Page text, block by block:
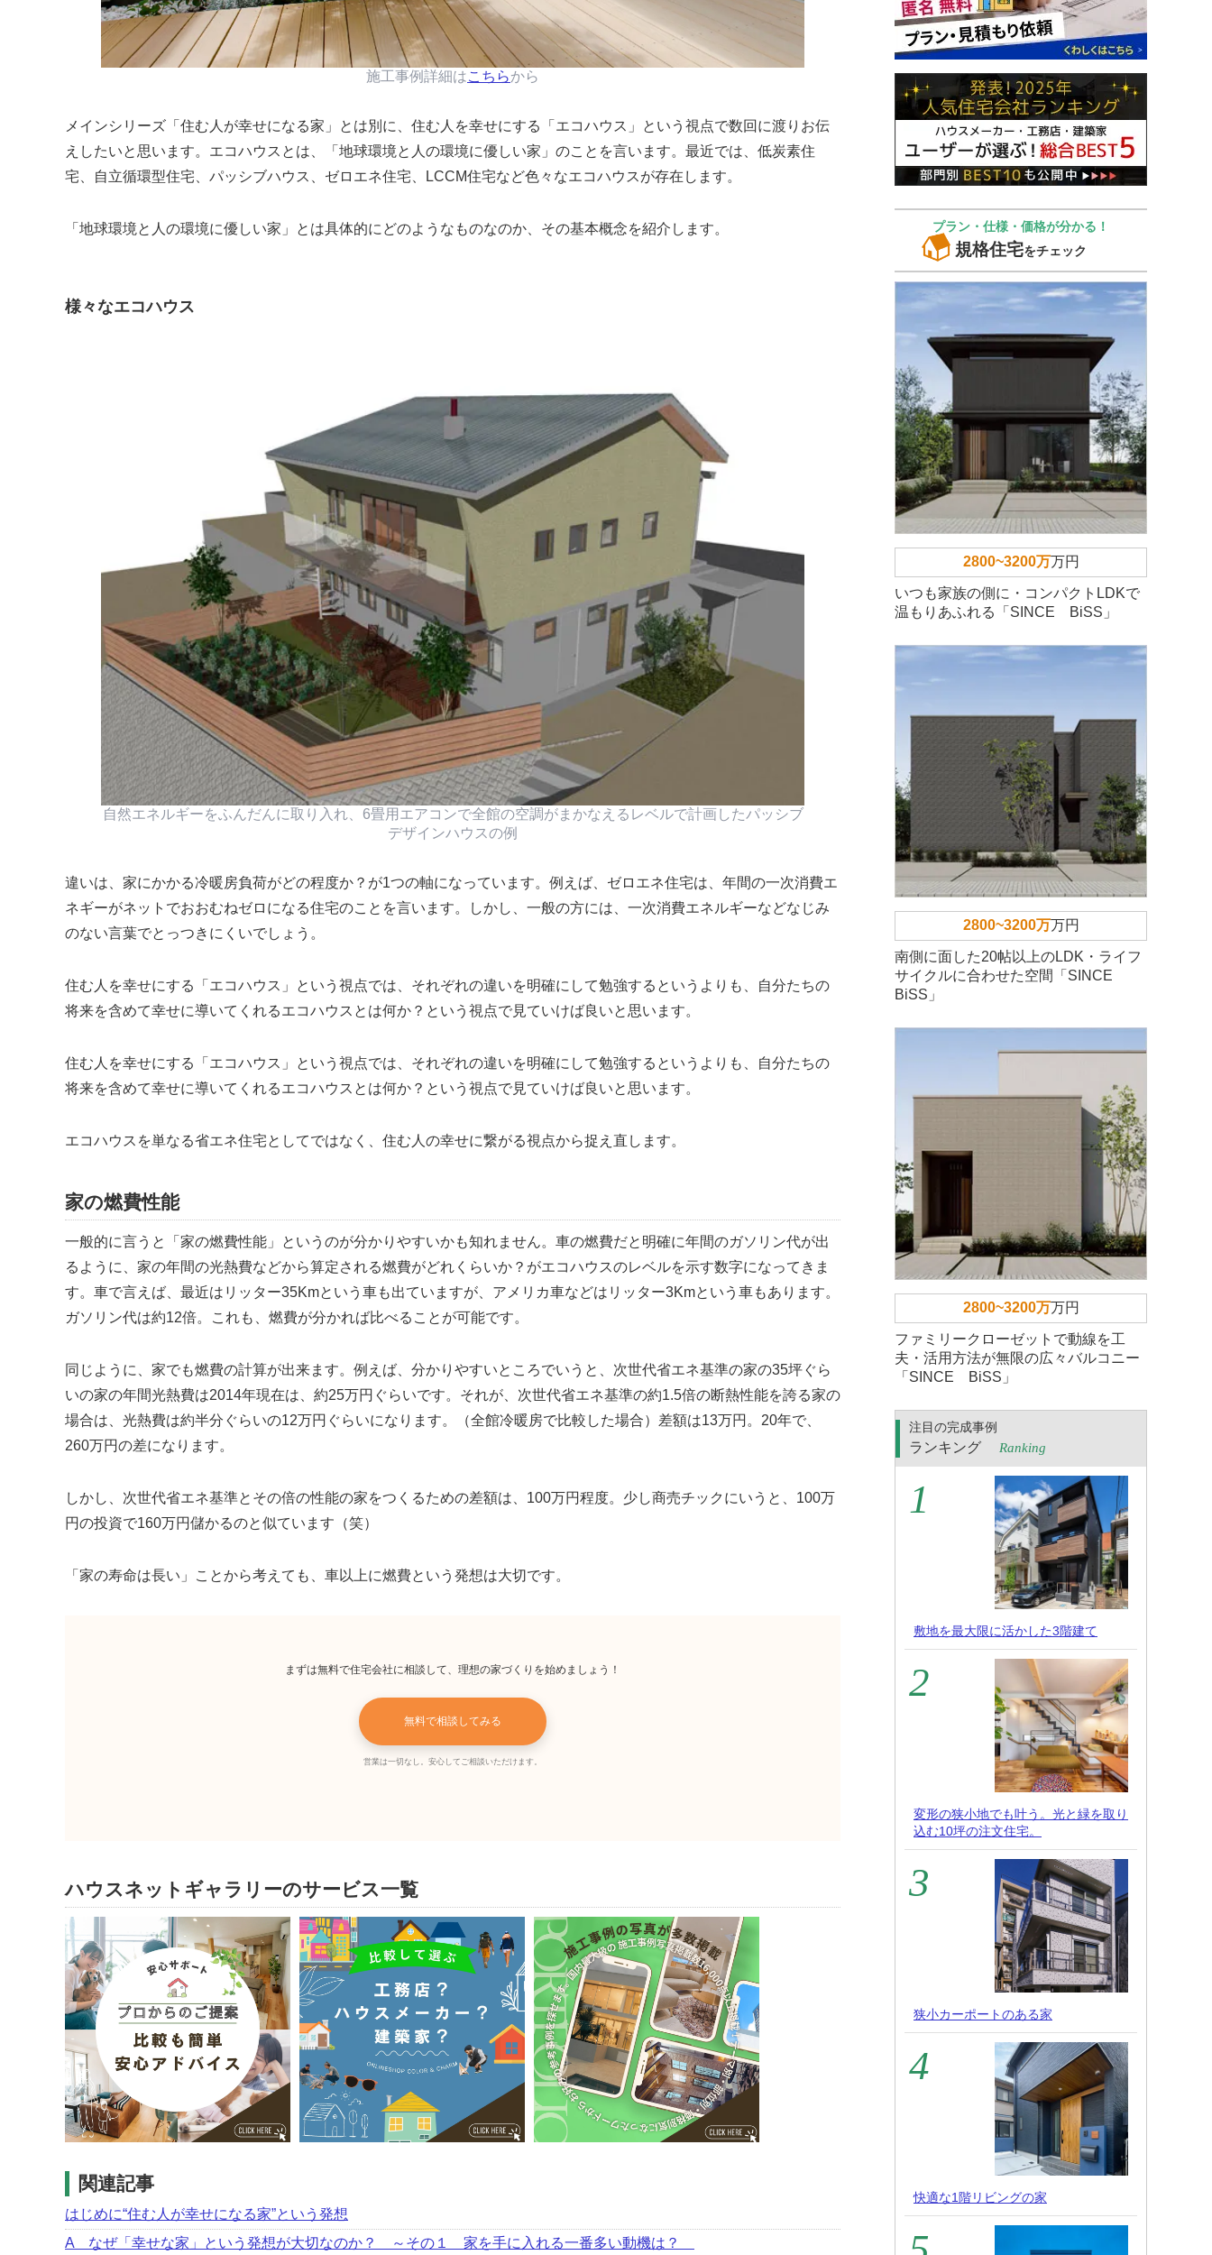
施工事例詳細はこちらから
メインシリーズ 住む人が幸せになる家 とは別に、住む人を幸せにする エコハウス
という視点で数回に渡りお伝
えしたいと思います。エコハウスとは、
地球環境と人の環境に優しい家
のことを言います。最近では、低炭素住
宅、自立循環型住宅、パッシブハウス、ゼロエネ住宅、LCCM住宅など色々なエコハウスが存在します。
地球環境と人の環境に優しい家 とは具体的にどのようなものなのか、その基本概念を紹介します。
様々なエコハウス
自然エネルギーをふんだんに取り入れ、6畳用エアコンで全館の空調がまかなえるレベルで計画したパッシブ
デザインハウスの例
違いは、家にかかる冷暖房負荷がどの程度か？が1つの軸になっています。例えば、ゼロエネ住宅は、年間の一次消費エ
ネギーがネットでおおむねゼロになる住宅のことを言います。しかし、一般の方には、一次消費エネルギーなどなじみ
のない言葉でとっつきにくいでしょう。
住む人を幸せにする エコハウス
という視点では、それぞれの違いを明確にして勉強するというよりも、自分たちの
将来を含めて幸せに導いてくれるエコハウスとは何か？という視点で見ていけば良いと思います。
住む人を幸せにする エコハウス
という視点では、それぞれの違いを明確にして勉強するというよりも、自分たちの
将来を含めて幸せに導いてくれるエコハウスとは何か？という視点で見ていけば良いと思います。
エコハウスを単なる省エネ住宅としてではなく、住む人の幸せに繋がる視点から捉え直します。
家の燃費性能
一般的に言うと 家の燃費性能
というのが分かりやすいかも知れません。車の燃費だと明確に年間のガソリン代が出
るように、家の年間の光熱費などから算定される燃費がどれくらいか？がエコハウスのレベルを示す数字になってきま
す。車で言えば、最近はリッター35Kmという車も出ていますが、アメリカ車などはリッター3Kmという車もあります。
ガソリン代は約12倍。これも、燃費が分かれば比べることが可能です。
同じように、家でも燃費の計算が出来ます。例えば、分かりやすいところでいうと、次世代省エネ基準の家の35坪ぐら
いの家の年間光熱費は2014年現在は、約25万円ぐらいです。それが、次世代省エネ基準の約1.5倍の断熱性能を誇る家の
場合は、光熱費は約半分ぐらいの12万円ぐらいになります。（全館冷暖房で比較した場合）差額は13万円。20年で、
260万円の差になります。
しかし、次世代省エネ基準とその倍の性能の家をつくるための差額は、100万円程度。少し商売チックにいうと、100万
円の投資で160万円儲かるのと似ています（笑）
家の寿命は長い ことから考えても、車以上に燃費という発想は大切です。
まずは無料で住宅会社に相談して、理想の家づくりを始めましょう！
無料で相談してみる
営業は一切なし。安心してご相談いただけます。
ハウスネットギャラリーのサービス一覧
関連記事
はじめに“住む人が幸せになる家”という発想
A なぜ「幸せな家」という発想が大切なのか？ ～その１ 家を手に入れる一番多い動機は？
プラン・仕様・価格が分かる！
規格住宅をチェック
2800~3200万万円
いつも家族の側に・コンパクトLDKで
温もりあふれる「SINCE BiSS」
2800~3200万万円
南側に面した20帖以上のLDK・ライフ
サイクルに合わせた空間「SINCE
BiSS」
2800~3200万万円
ファミリークローゼットで動線を工
夫・活用方法が無限の広々バルコニー
「SINCE BiSS」
注目の完成事例
ランキング Ranking
敷地を最大限に活かした3階建て
変形の狭小地でも叶う。光と緑を取り
込む10坪の注文住宅。
狭小カーポートのある家
快適な1階リビングの家